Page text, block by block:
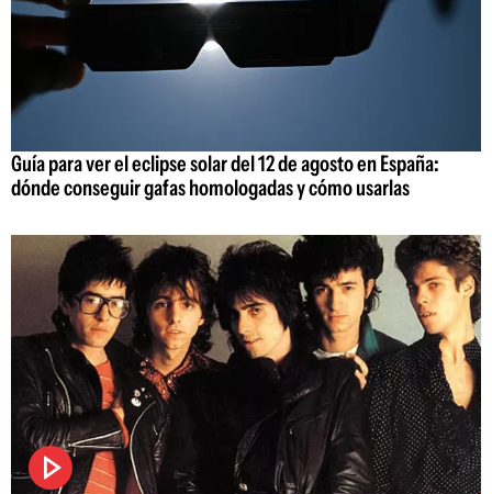
Guía para ver el eclipse solar del 12 de agosto en España:
dónde conseguir gafas homologadas y cómo usarlas